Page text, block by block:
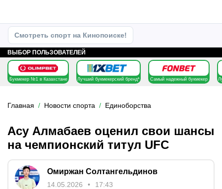
Смотреть спорт на Кинопоиске!
ВЫБОР ПОЛЬЗОВАТЕЛЕЙ
Букмекер №1 в Казахстане Лучший букмекерский бренд* Самый надежный букмекер
Главная Новости спорта Единоборства
Асу Алмабаев оценил свои шансы
на чемпионский титул UFC
Омиржан Солтангельдинов
14.05.2026 17:43